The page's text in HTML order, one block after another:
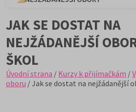
JAK SE DOSTAT NA
NEJŽÁDANĚJŠÍ
ŠKOL
Úvodní strana / Kurzy k přijímačkám /
oboru / Jak se dostat na nejžádanější